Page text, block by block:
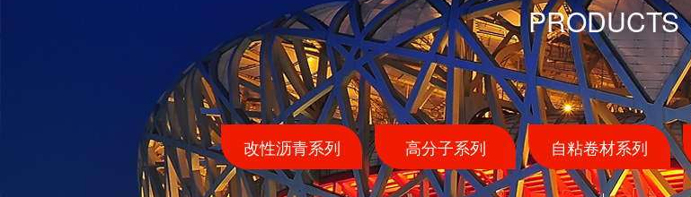
PRODUCTS
改性沥青系列 高分子系列 自粘卷材系列